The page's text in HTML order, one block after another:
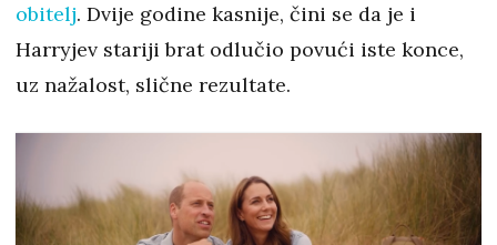
obitelj. Dvije godine kasnije, čini se da je i
Harryjev stariji brat odlučio povući iste konce,
uz nažalost, slične rezultate.